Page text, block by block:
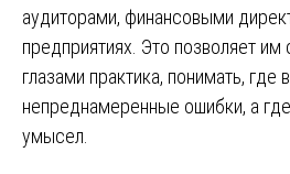
аудиторами, финансовыми
предприятиях. Это позволяет
глазами практика, понимать,
непреднамеренные ошибки, а
умысел.